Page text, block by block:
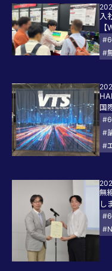
入
#
国
新
#
#
無
し